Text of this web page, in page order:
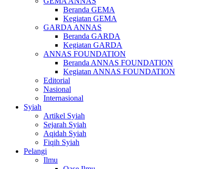
Beranda GEMA
Kegiatan GEMA
GARDA ANNAS
Beranda GARDA
Kegiatan GARDA
ANNAS FOUNDATION
Beranda ANNAS FOUNDATION
Kegiatan ANNAS FOUNDATION
Editorial
Nasional
Internasional
Syiah
Artikel Syiah
Sejarah Syiah
Aqidah Syiah
Fiqih Syiah
Pelangi
Ilmu